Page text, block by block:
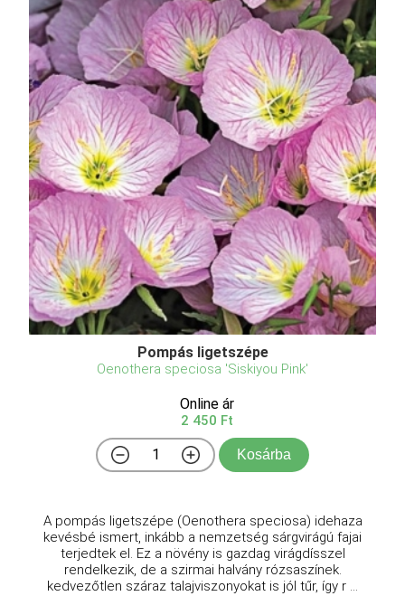
Pompás ligetszépe
Oenothera speciosa 'Siskiyou Pink'
Online ár
2 450 Ft
Kosárba
A pompás ligetszépe (Oenothera speciosa) idehaza
kevésbé ismert, inkább a nemzetség sárgvirágú fajai
terjedtek el. Ez a növény is gazdag virágdísszel
rendelkezik, de a szirmai halvány rózsaszínek.
kedvezőtlen száraz talajviszonyokat is jól tűr, így r ...